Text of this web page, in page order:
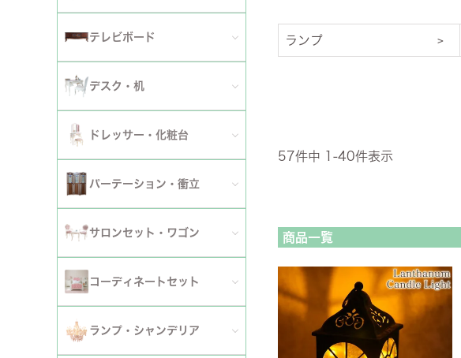
撥水加工ソファ
ローテーブル・センターテーブル
セット
キングベッド
マットレス
ダイニングテーブル
ワゴン
ロッキングチェア
リクライニングチェア
パーソナルチェア
革・レザー・合皮チェア
スツール・収納スツール・ベンチ
セット
コンソールテーブル
丸テーブル・楕円テーブル
伸長式・エクステンションテーブル
こたつ・こたつテーブル
セット
幅51～90cm
幅151cm以上
2段
4段
セット
全ての本棚・シェルフ・ラック
セット
テレビボード
全てのテレビボード
幅121～150cm
幅151cm～
セット
デスク・机
全てのデスク
ドレッサー・化粧台
全てのドレッサー
セット
パーテーション・衝立
全てのパーテーション・衝立
サロンセット・ワゴン
サロンセット
サロンチェア
コーディネートセット
全てのコーディネートセット
ランプ・シャンデリア
ランプ
57件中 -40件表示
商品一覧